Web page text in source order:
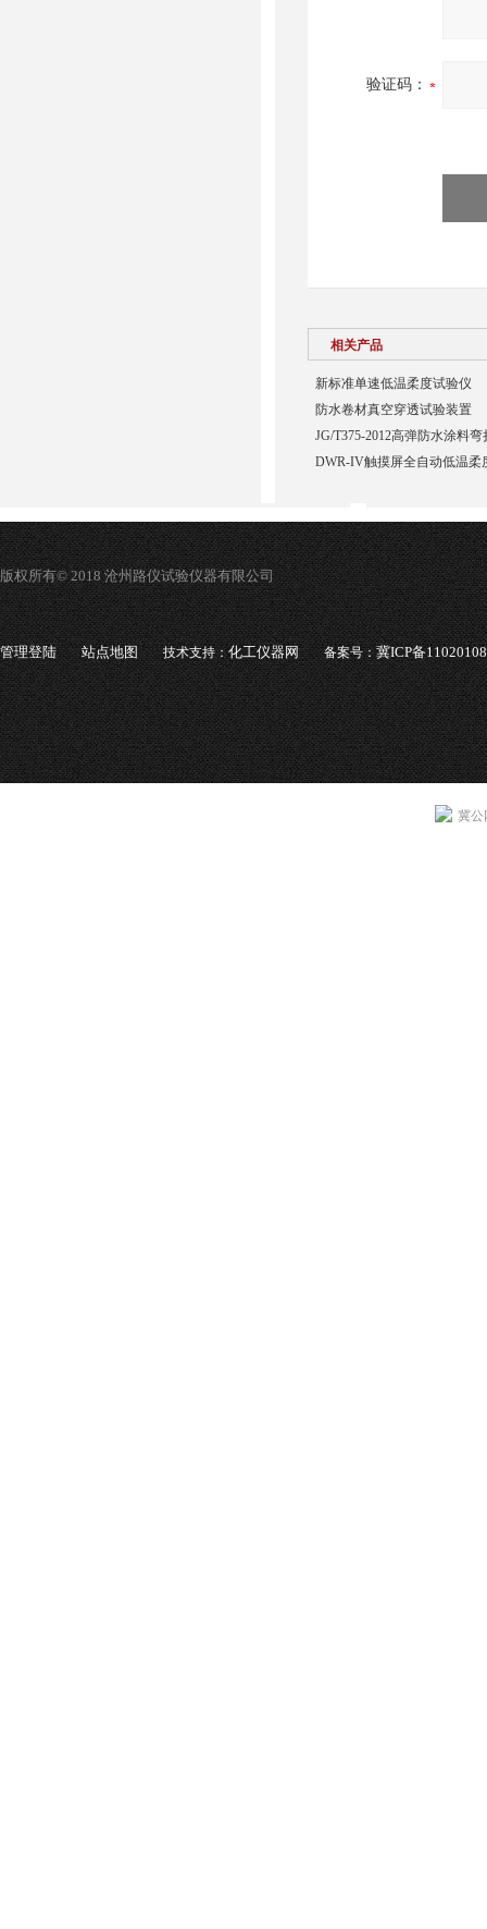
验证码：
相关产品
新标准单速低温柔度试验仪
防水卷材真空穿透试验装置
JG/T375-2012高弹防水涂料弯
DWR-IV触摸屏全自动低温柔
版权所有© 2018 沧州路仪试验仪器有限公司
管理登陆 站点地图 技术支持：化工仪器网 备案号：冀ICP备
冀公